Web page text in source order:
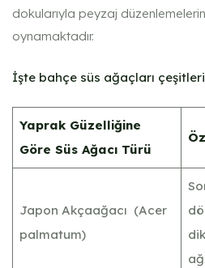
dokularıyla peyzaj
oynamaktadır.
İşte bahçe süs ağaçları
Yaprak Güzelliğine
Göre Süs Ağacı Türü
Japon Akçaağacı (Acer
palmatum)